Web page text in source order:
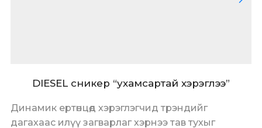
DIESEL сникер “ухамсартай хэрэглээ”
Динамик ертөнцөд хэрэглэгчид трэндийг
дагахаас илүү загварлаг хэрнээ тав тухыг